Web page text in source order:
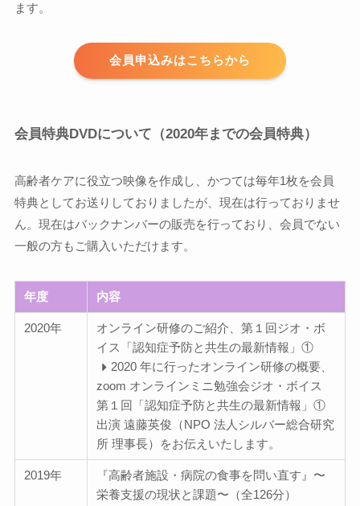
ます。
会員申込みはこちらから
会員特典DVDについて（2020年までの会員特典）
高齢者ケアに役立つ映像を作成し、かつては毎年1枚を会員
特典としてお送りしておりましたが、現在は行っておりませ
ん。現在はバックナンバーの販売を行っており、会員でない
一般の方もご購入いただけます。
年度 内容
2020年
オンライン研修のご紹介、第１回ジオ・ボ
イス「認知症予防と共⽣の最新情報」①
2020 年に⾏ったオンライン研修の概要、
zoom オンラインミニ勉強会ジオ・ボイス
第１回「認知症予防と共⽣の最新情報」①
出演 遠藤英俊（NPO 法⼈シルバー総合研究
所 理事⻑）をお伝えいたします。
2019年
『高齢者施設・病院の食事を問い直す』〜
栄養支援の現状と課題〜（全126分）